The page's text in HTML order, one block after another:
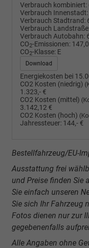
Verbrauch kombiniert:
Verbrauch Innenstadt:
Verbrauch Stadtrand:
Verbrauch
Verbrauch Autobahn:
CO2-Emissionen:
CO2-Klasse: E
Download
Energiekosten bei
CO2 Kosten (niedrig)
1.323,- €
CO2 Kosten (mittel)
3.142,12 €
CO2 Kosten (hoch)
Jahressteuer: 144,- €
Bestellfahrzeug/EU-
Ausstattung frei
und Preise finden Sie
Sie einfach unseren
Sie sich Ihr Fahrzeug
Fotos dienen nur zur
gegebenenfalls
Alle Angaben ohne